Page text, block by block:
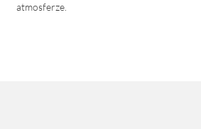
atmosferze.